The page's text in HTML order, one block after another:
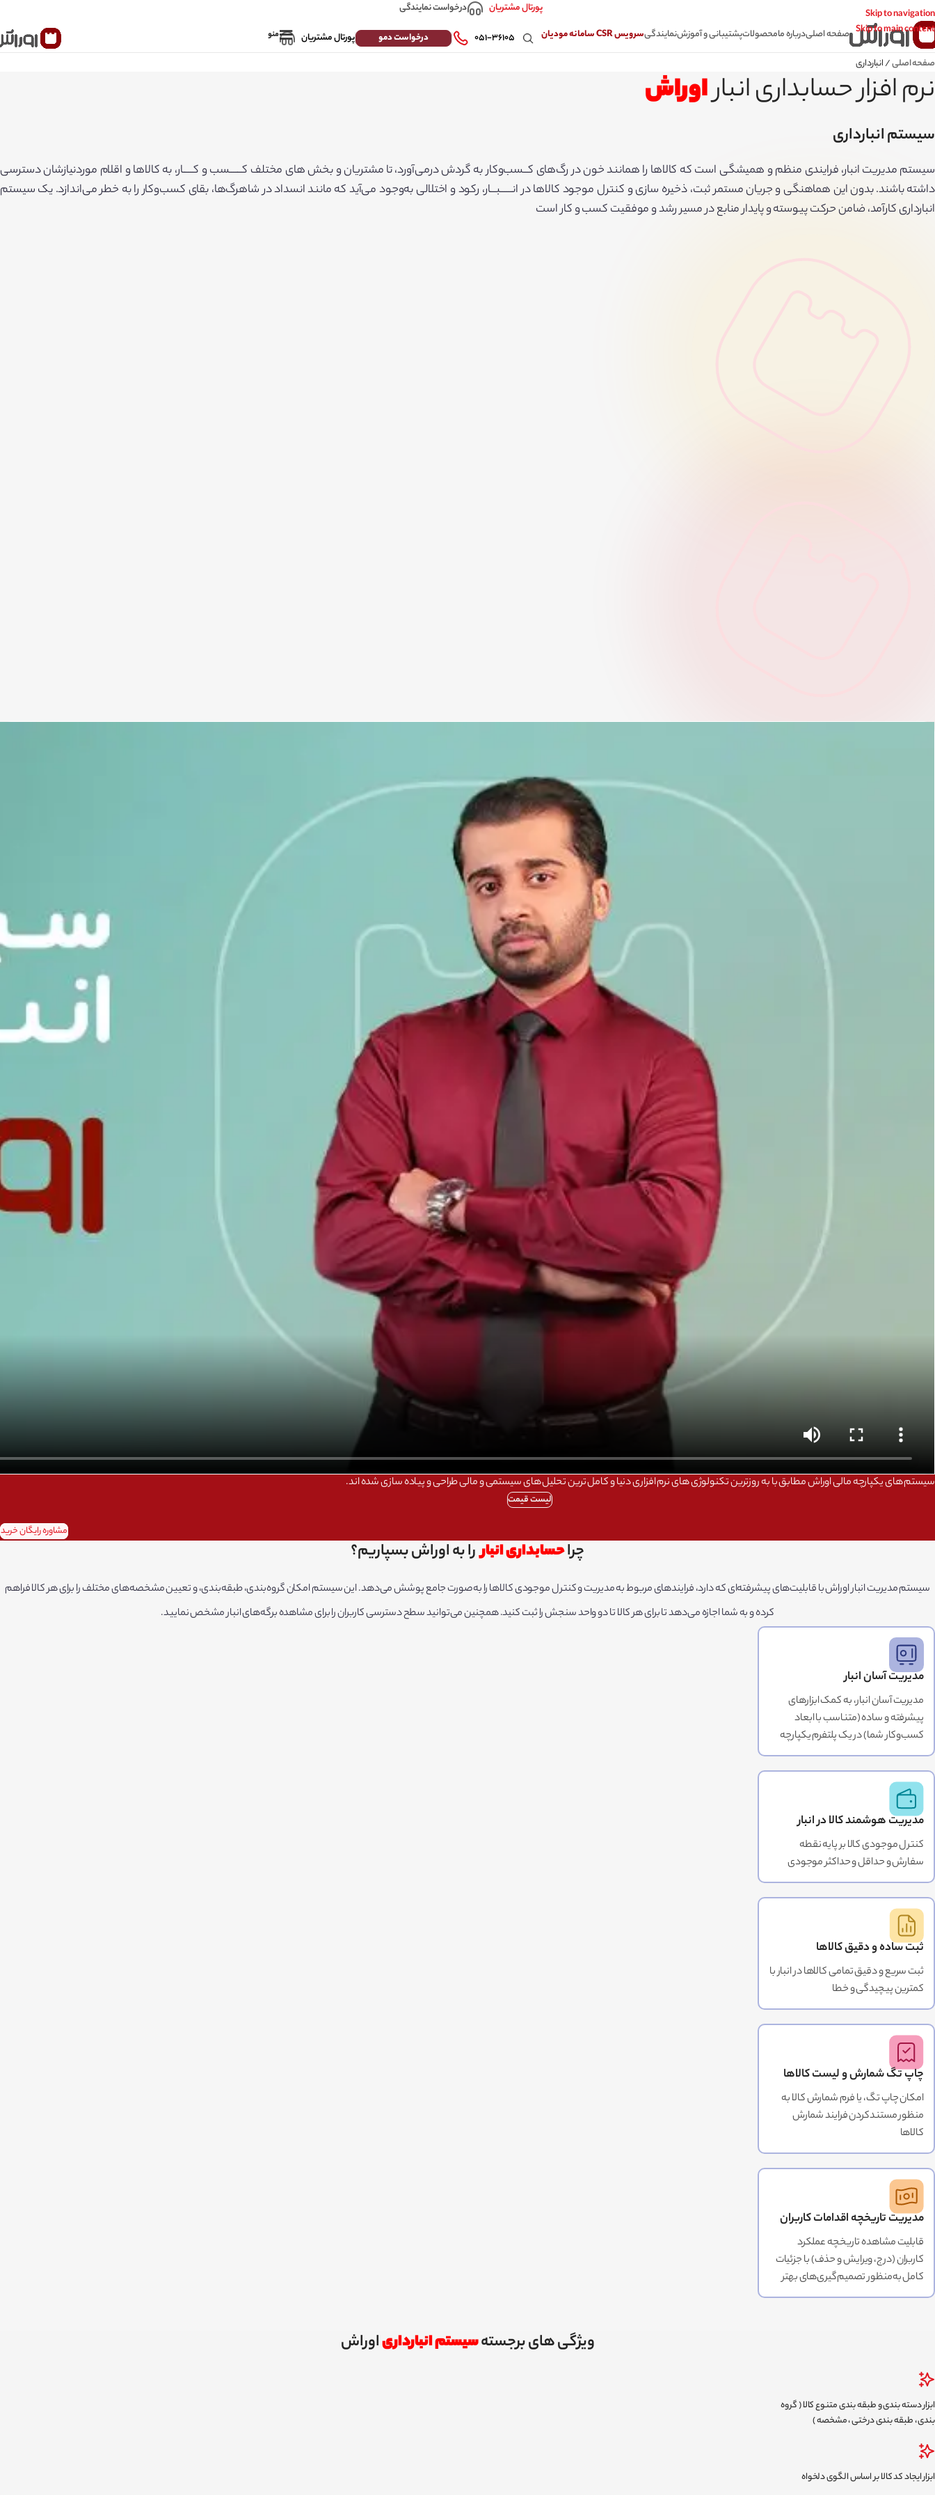
Skip to navigation
Skip to main content
پورتال مشتریان
درخواست نمایندگی
صفحه اصلیدرباره مامحصولاتپشتیبانی و آموزشنمایندگیسرویس CSR سامانه مودیان ۰۵۱-۳۶۱۰۵ درخواست دمو پورتال مشتریان منو
صفحه اصلی/انبارداری
نرم افزار حسابداری انباراوراش
سیستم انبارداری
سیستم مدیریت انبار، فرایندی منظم و همیشگی است که کالاها را همانند خون در رگ‌های کــسب‌وکار به گردش درمی‌آورد، تا مشتریان و بخش های مختلف کــــــسب و کـــــار، به کالاها و اقلام موردنیازشان دسترسی
داشته باشند. بدون این هماهنگی و جریان مستمر ثبت، ذخیره سازی و کنترل موجود کالاها در انــــــبـــار، رکود و اختلالی به‌وجود می‌آید که مانند انسداد در شاهرگ‌ها، بقای کسب‌وکار را به خطر می‌اندازد. یک سیستم
انبارداری کارآمد، ضامن حرکت پیوسته و پایدار منابع در مسیر رشد و موفقیت کسب و کار است
سیستم های یکپارچه مالی اوراش مطابق با به روزترین تکنولوژی های نرم افزاری دنیا و کامل ترین تحلیل های سیستمی و مالی طراحی و پیاده سازی شده اند.
لیست قیمت
مشاوره رایگان خرید
چراحسابداری انباررا به اوراش بسپاریم؟
سیستم مدیریت انبار اوراش با قابلیت‌های پیشرفته‌ای که دارد، فرایندهای مربوط به مدیریت و کنترل موجودی کالاها را به‌صورت جامع پوشش می‌دهد. این سیستم امکان گروه‌بندی، طبقه‌بندی، و تعیین مشخصه‌های مختلف را برای هر کالا فراهم
کرده و به شما اجازه می‌دهد تا برای هر کالا تا دو واحد سنجش را ثبت کنید. همچنین می‌توانید سطح دسترسی کاربران را برای مشاهده برگه‌های انبار مشخص نمایید.
مدیریت آسان انبار
مدیریت آسان انبار، به کمک ابزارهای
پیشرفته و ساده (متناسب با ابعاد
کسب‌وکار شما) در یک پلتفرم یکپارچه
مدیریت هوشمند کالا در انبار
کنترل موجودی کالا بر پایه نقطه
سفارش و حداقل و حداکثر موجودی
ثبت ساده و دقیق کالاها
ثبت سریع و دقیق تمامی کالاها در انبار با
کمترین پیچیدگی و خطا
چاپ تگ شمارش و لیست کالاها
امکان چاپ تگ، یا فرم شمارش کالا به
منظور مستندکردن فرایند شمارش
کالاها
مدیریت تاریخچه اقدامات کاربران
قابلیت مشاهده تاریخچه عملکرد
کاربران (درج، ویرایش و حذف) با جزئیات
کامل به‌منظور تصمیم‌گیری‌های بهتر
ویژگی های برجستهسیستم انبارداریاوراش
ابزار دسته بندی و طبقه بندی متنوع کالا ( گروه
بندی ، طبقه بندی درختی ، مشخصه )
ابزار ایجاد کد کالا بر اساس الگوی دلخواه